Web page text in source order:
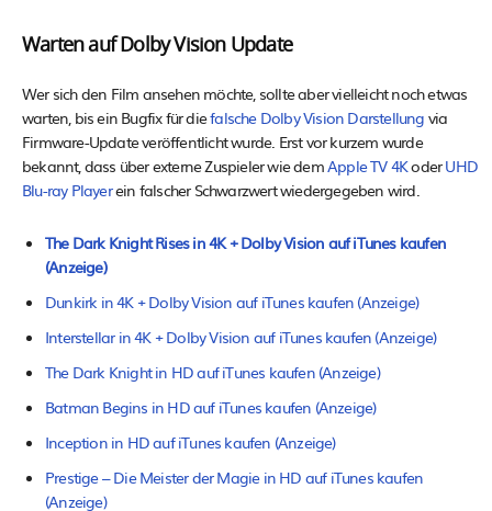
Warten auf Dolby Vision Update
Wer sich den Film ansehen möchte, sollte aber vielleicht noch etwas
warten, bis ein Bugfix für diefalsche Dolby Vision Darstellung via
Firmware-Update veröffentlicht wurde. Erst vor kurzem wurde
bekannt, dass über externe Zuspieler wie demApple TV 4KoderUHD
Blu-ray Playerein falscher Schwarzwert wiedergegeben wird.
The Dark Knight Rises in 4K + Dolby Vision auf iTunes kaufen
(Anzeige)
Dunkirk in 4K + Dolby Vision auf iTunes kaufen (Anzeige)
Interstellar in 4K + Dolby Vision auf iTunes kaufen (Anzeige)
The Dark Knight in HD auf iTunes kaufen (Anzeige)
Batman Begins in HD auf iTunes kaufen (Anzeige)
Inception in HD auf iTunes kaufen (Anzeige)
Prestige – Die Meister der Magie in HD auf iTunes kaufen
(Anzeige)